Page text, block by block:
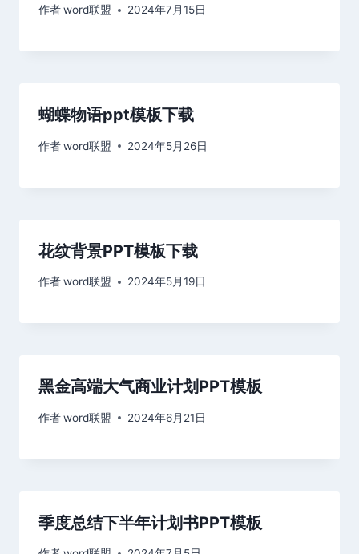
作者word联盟 2024年7月15日
蝴蝶物语ppt模板下载
作者word联盟 2024年5月26日
花纹背景PPT模板下载
作者word联盟 2024年5月19日
黑金高端大气商业计划PPT模板
作者word联盟 2024年6月21日
季度总结下半年计划书PPT模板